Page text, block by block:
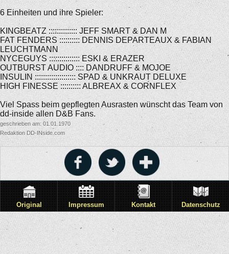
6 Einheiten und ihre Spieler:
KINGBEATZ :::::::::::::: JEFF SMART & DAN M
FAT FENDERS :::::::::: DENNIS DEPARTEAUX & FABIAN
LEUCHTMANN
NYCEGUYS ::::::::::::::: ESKI & ERAZER
OUTBURST AUDIO :::: DANDRUFF & MOJOE
INSULIN :::::::::::::::::::: SPAD & UNKRAUT DELUXE
HIGH FINESSE :::::::::: ALBREAX & CORNFLEX
Viel Spass beim gepflegten Ausrasten wünscht das Team von
dd-inside allen D&B Fans.
geschrieben am: 01.01.1970
Redaktion DD-INside.com
Original Impressum Kontakt Datenschutz